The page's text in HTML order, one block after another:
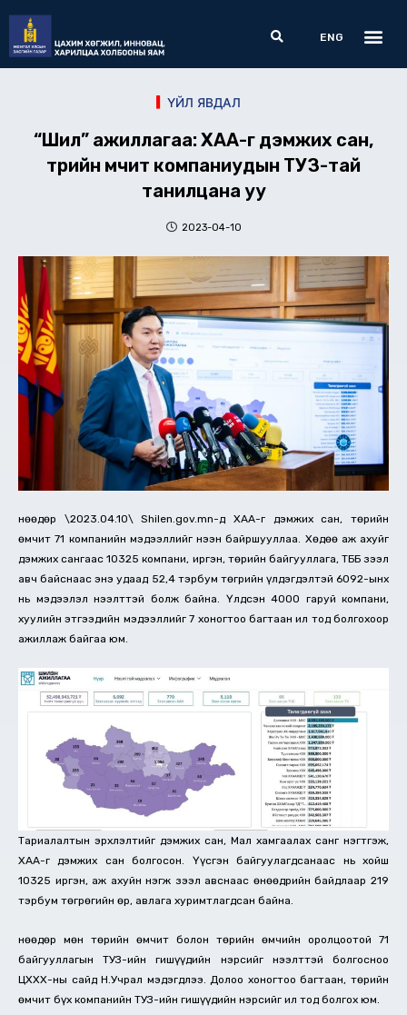
content
Search
ENG
ҮЙЛ ЯВДАЛ
“Шил” ажиллагаа: ХАА-г дэмжих сан,
төрийн өмчит компаниудын ТУЗ-тай
танилцана уу
2023-04-10
Өнөөдөр \2023.04.10\ Shilen.gov.mn-д ХАА-г дэмжих сан, төрийн
өмчит 71 компанийн мэдээллийг нээн байршууллаа. Хөдөө аж ахуйг
дэмжих сангаас 10325 компани, иргэн, төрийн байгууллага, ТББ зээл
авч байснаас энэ удаад 52,4 тэрбум төгрийн үлдэгдэлтэй 6092-ынх
нь мэдээлэл нээлттэй болж байна. Үлдсэн 4000 гаруй компани,
хуулийн этгээдийн мэдээллийг 7 хоногтоо багтаан ил тод болгохоор
ажиллаж байгаа юм.
Тариалалтын эрхлэлтийг дэмжих сан, Мал хамгаалах санг нэгтгэж,
ХАА-г дэмжих сан болгосон. Үүсгэн байгуулагдсанаас нь хойш
10325 иргэн, аж ахуйн нэгж зээл авснаас өнөөдрийн байдлаар 219
тэрбум төгрөгийн өр, авлага хуримтлагдсан байна.
Өнөөдөр мөн төрийн өмчит болон төрийн өмчийн оролцоотой 71
байгууллагын ТУЗ-ийн гишүүдийн нэрсийг нээлттэй болгосноо
ЦХХХ-ны сайд Н.Учрал мэдэгдлээ. Долоо хоногтоо багтаан, төрийн
өмчит бүх компанийн ТУЗ-ийн гишүүдийн нэрсийг ил тод болгох юм.